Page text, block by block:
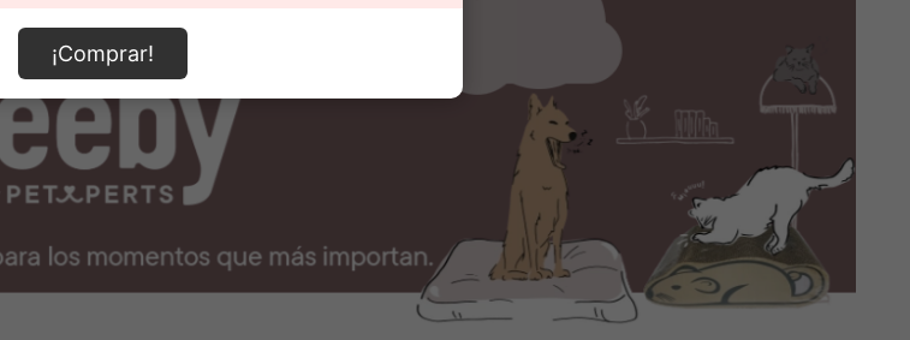
¡Comprar!